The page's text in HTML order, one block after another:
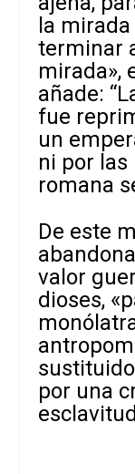
la
terminar
mirada»,
añade:
fue
un
ni por las
romana
De este
valor
dioses,
por una